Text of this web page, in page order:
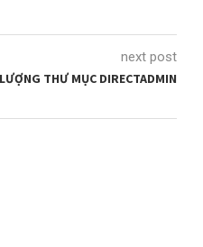
next post
THƯ MỤC DIRECTADMIN